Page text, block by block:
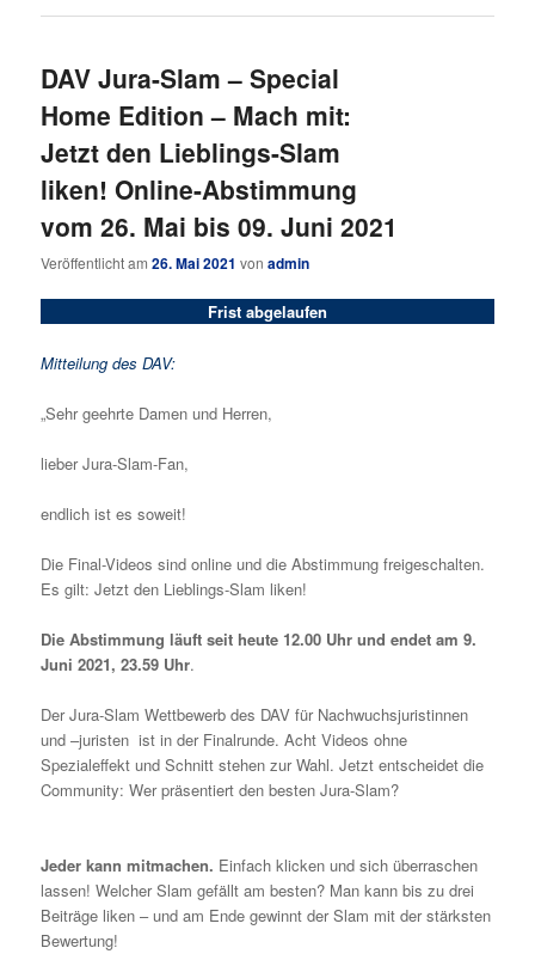
DAV Jura-Slam – Special
Home Edition – Mach mit:
Jetzt den Lieblings-Slam
liken! Online-Abstimmung
vom 26. Mai bis 09. Juni 2021
Veröffentlicht am26. Mai 2021 vonadmin
Frist abgelaufen
Mitteilung des DAV:
„Sehr geehrte Damen und Herren,
lieber Jura-Slam-Fan,
endlich ist es soweit!
Die Final-Videos sind online und die Abstimmung freigeschalten.
Es gilt: Jetzt den Lieblings-Slam liken!
Die Abstimmung läuft seit heute 12.00 Uhr und endet am 9.
Juni 2021, 23.59 Uhr.
Der Jura-Slam Wettbewerb des DAV für Nachwuchsjuristinnen
und –juristen ist in der Finalrunde. Acht Videos ohne
Spezialeffekt und Schnitt stehen zur Wahl. Jetzt entscheidet die
Community: Wer präsentiert den besten Jura-Slam?
Jeder kann mitmachen. Einfach klicken und sich überraschen
lassen! Welcher Slam gefällt am besten? Man kann bis zu drei
Beiträge liken – und am Ende gewinnt der Slam mit der stärksten
Bewertung!